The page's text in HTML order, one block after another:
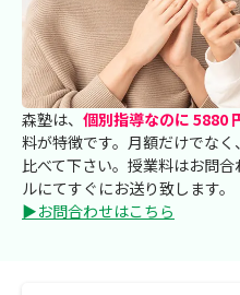
森塾は、 個別指導なのに 5880
料が特徴です。月額だけでな
比べて下さい。授業料はお問
ルにてすぐにお送り致します。
▶お問合わせはこちら